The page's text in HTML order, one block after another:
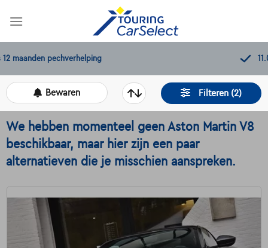
Filteren (2)
Bewaren
We hebben momenteel geen Aston Martin V8
beschikbaar, maar hier zijn een paar
alternatieven die je misschien aanspreken.